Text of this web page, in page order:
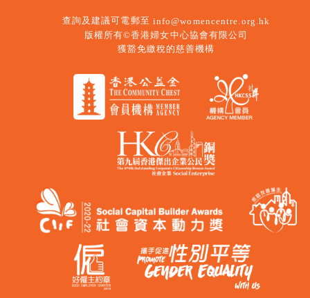
查詢及建議可電郵至 info@womencentre.org.hk
版權所有©香港婦女中心協會有限公司
獲豁免繳稅的慈善機構